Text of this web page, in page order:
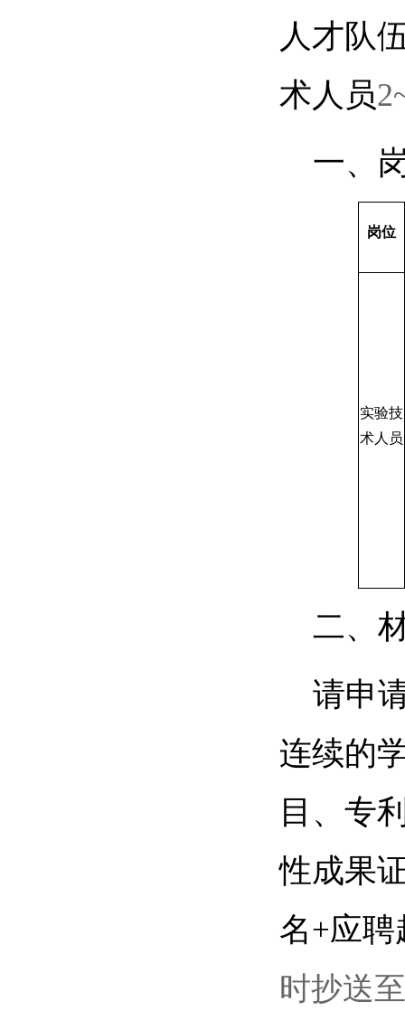
人才队
术人员
一、
岗位
实验技
术人员
二、
请申
连续的
目、专
性成果
名+应聘
时抄送